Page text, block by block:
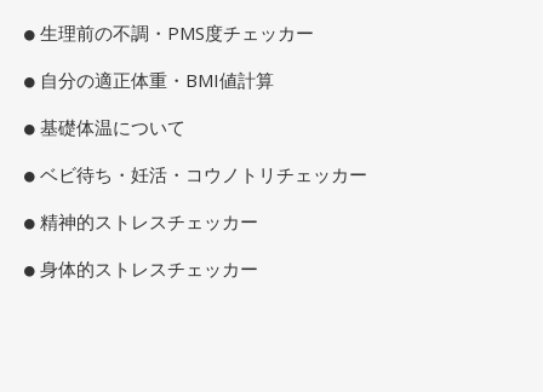
生理前の不調・PMS度チェッカー
自分の適正体重・BMI値計算
基礎体温について
ベビ待ち・妊活・コウノトリチェッカー
精神的ストレスチェッカー
身体的ストレスチェッカー